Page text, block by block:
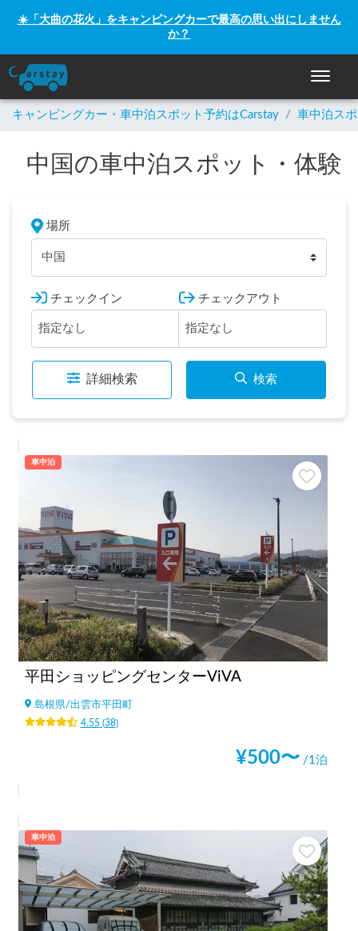
☀️「大曲の花火」をキャンピングカーで最高の思い出にしません
か？
ナビゲ
キャンピングカー・車中泊スポット予約はCarstay / 車中泊ス
中国の車中泊スポット・体験
場所
中国
チェックイン チェックアウト
詳細検索 検索
車中泊
平田ショッピングセンターViVA
島根県/出雲市平田町
4.55(38)
¥500〜 /1泊
車中泊